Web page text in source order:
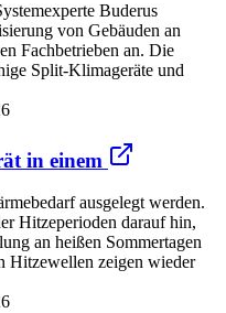
Buderus
von Gebäuden an
Fachbetrieben an. Die
Split-Klimageräte und
in einem
ausgelegt werden.
Hitzeperioden darauf hin,
an heißen Sommertagen
Hitzewellen zeigen wieder